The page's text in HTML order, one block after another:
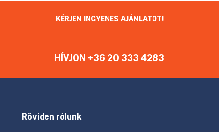
KÉRJEN INGYENES AJÁNLATOT!
HÍVJON +36 20 333 4283
Röviden rólunk